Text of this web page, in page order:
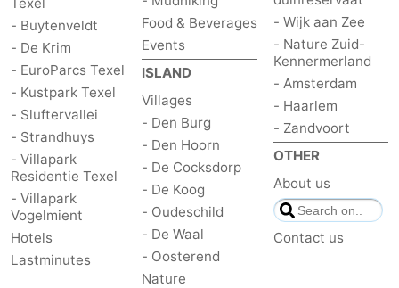
Sportfishing
spotting
Food
&
Beverages
Events
Practical
Forum
- Buytenveldt
- De Krim
- EuroParcs Texel
- Kustpark Texel
- Sluftervallei
- Strandhuys
- Villapark
Residentie Texel
- Villapark
Vogelmient
Hotels
Lastminutes
Food & Beverages
Events
ISLAND
Villages
- Den Burg
- Den Hoorn
- De Cocksdorp
- De Koog
- Oudeschild
- De Waal
- Oosterend
Nature
- Wijk aan Zee
- Nature Zuid-
Kennermerland
- Amsterdam
- Haarlem
- Zandvoort
OTHER
About us
Contact us